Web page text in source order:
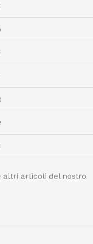
altri articoli del nostro